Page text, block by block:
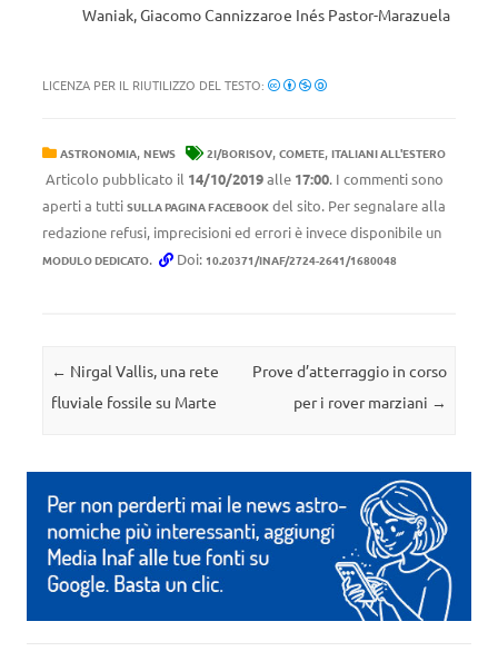
Waniak, Giacomo Cannizzaro e Inés Pastor-Marazuela
LICENZA PER IL RIUTILIZZO DEL TESTO:
ASTRONOMIA, NEWS 2I/BORISOV, COMETE, ITALIANI ALL'ESTERO
Articolo pubblicato il 14/10/2019alle 17:00. I commenti sono
aperti a tutti SULLA PAGINA FACEBOOK del sito. Per segnalare alla
redazione refusi, imprecisioni ed errori è invece disponibile un
MODULO DEDICATO. Doi: 10.20371/INAF/2724-2641/1680048
Navigazione articolo
← Nirgal Vallis, una rete
fluviale fossile su Marte
Prove d’atterraggio in corso
per i rover marziani →